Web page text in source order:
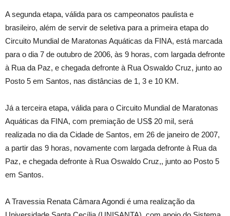
A segunda etapa, válida para os campeonatos paulista e
brasileiro, além de servir de seletiva para a primeira etapa do
Circuito Mundial de Maratonas Aquáticas da FINA, está marcada
para o dia 7 de outubro de 2006, às 9 horas, com largada defronte
à Rua da Paz, e chegada defronte à Rua Oswaldo Cruz, junto ao
Posto 5 em Santos, nas distâncias de 1, 3 e 10 KM.
Já a terceira etapa, válida para o Circuito Mundial de Maratonas
Aquáticas da FINA, com premiação de US$ 20 mil, será
realizada no dia da Cidade de Santos, em 26 de janeiro de 2007,
a partir das 9 horas, novamente com largada defronte à Rua da
Paz, e chegada defronte à Rua Oswaldo Cruz,, junto ao Posto 5
em Santos.
A Travessia Renata Câmara Agondi é uma realização da